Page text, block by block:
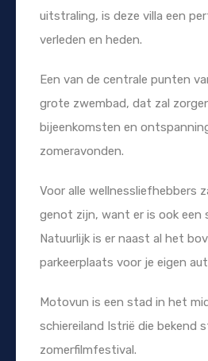
uitstraling, is deze villa een
verleden en heden.
Een van de centrale punten
grote zwembad, dat zal
bijeenkomsten en
zomeravonden.
Voor alle wellnessliefhebbers
genot zijn, want er is ook een
Natuurlijk is er naast al het
parkeerplaats voor je eigen
Motovun is een stad in het
schiereiland Istrië die bekend
zomerfilmfestival.